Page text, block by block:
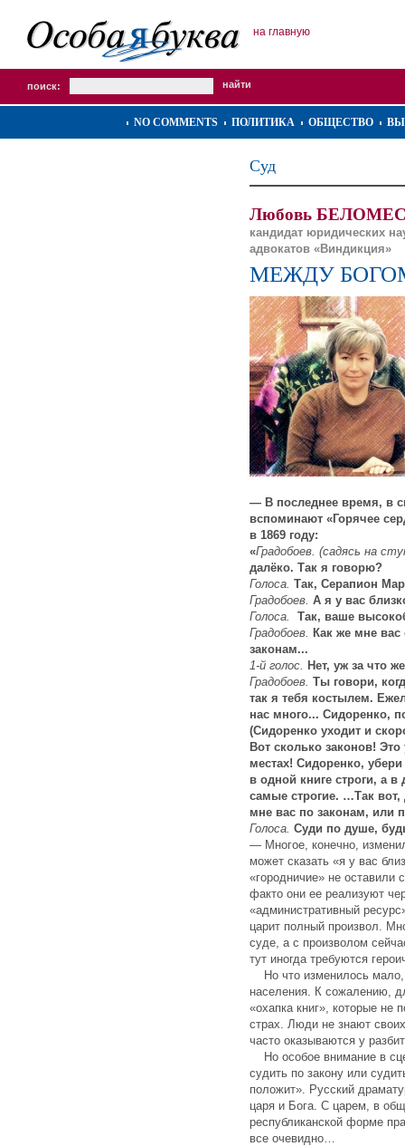
на главную
поиск:
NO COMMENTS ПОЛИТИКА ОБЩЕСТВО
Суд
Любовь
кандидат юридических
адвокатов «Виндикция»
МЕЖДУ
— В последнее время, в
вспоминают «Горячее
в 1869 году:
«Градобоев. (садясь на
далёко. Так я говорю?
Голоса. Так, Серапион
Градобоев. А я у вас
Голоса.
Так, ваше
Градобоев. Как же мне вас
законам...
1-й голос. Нет, уж за что
Градобоев. Ты говори,
так я тебя костылем.
нас много... Сидоренко,
(Сидоренко уходит и
Вот сколько законов!
местах! Сидоренко,
в одной книге строги, а
самые строгие. …Так вот,
мне вас по законам, или
Голоса. Суди по душе,
— Многое, конечно,
может сказать «я у вас
«городничие» не оставили
факто они ее реализуют
«административный
царит полный произвол.
суде, а с произволом
тут иногда требуются
Но что изменилось мало,
населения. К сожалению,
«охапка книг», которые не
страх. Люди не знают
часто оказываются у
Но особое внимание в
судить по закону или
положит». Русский
царя и Бога. С царем, в
республиканской форме
все очевидно…